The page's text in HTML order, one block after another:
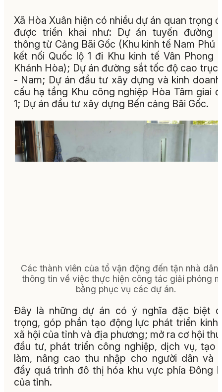
Xã Hòa Xuân hiện có nhiều dự án quan trọng
được triển khai như: Dự án tuyến đường
thông từ Cảng Bãi Gốc (Khu kinh tế Nam Phú
kết nối Quốc lộ 1 đi Khu kinh tế Vân Phong
Khánh Hòa); Dự án đường sắt tốc độ cao trục
- Nam; Dự án đầu tư xây dựng và kinh
cấu hạ tầng Khu công nghiệp Hòa Tâm giai
1; Dự án đầu tư xây dựng Bến cảng Bãi Gốc.
Các thành viên của tổ vận động đến tận nhà dân
thông tin về việc thực hiện công tác giải phóng
bằng phục vụ các dự án.
Đây là những dự án có ý nghĩa đặc biệt
trọng, góp phần tạo động lực phát triển kinh
xã hội của tỉnh và địa phương; mở ra cơ hội
đầu tư, phát triển công nghiệp, dịch vụ, tạo
làm, nâng cao thu nhập cho người dân và
đẩy quá trình đô thị hóa khu vực phía Đông
của tỉnh.